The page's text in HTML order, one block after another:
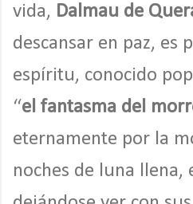
vida, Dalmau de
descansar en paz, es
espíritu, conocido
“el fantasma del
eternamente por la
noches de luna llena,